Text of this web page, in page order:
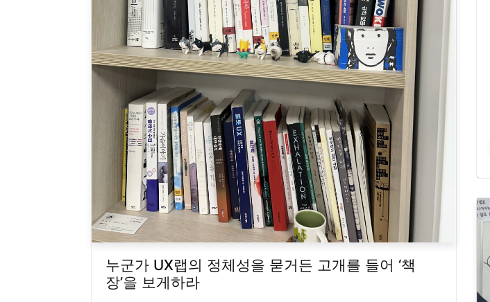
누군가 UX랩의 정체성을 묻거든 고개를 들어 ‘책
장’을 보게하라